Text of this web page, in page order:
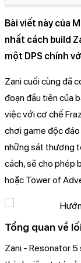
​Bài viết này của
nhất cách build
một DPS chính
Zani cuối cùng đã
đoạn đầu tiên của
việc với cơ chế
chơi game độc
những sát thương
cách, sẽ cho phép
hoặc Tower of
Tổng quan về
Zani - Resonator